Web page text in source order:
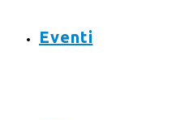
Eventi